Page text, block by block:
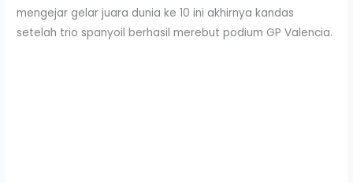
mengejar gelar juara dunia ke 10 ini akhirnya kandas
setelah trio spanyoil berhasil merebut podium GP Valencia.